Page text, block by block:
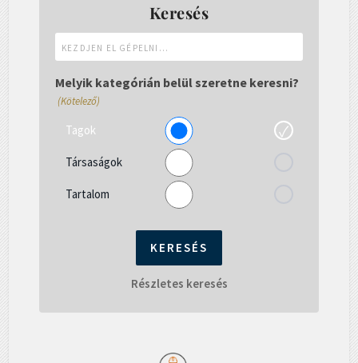
Keresés
el
gépelni...
Melyik kategórián belül szeretne keresni?
(Kötelező)
Tagok
Társaságok
Tartalom
Részletes keresés